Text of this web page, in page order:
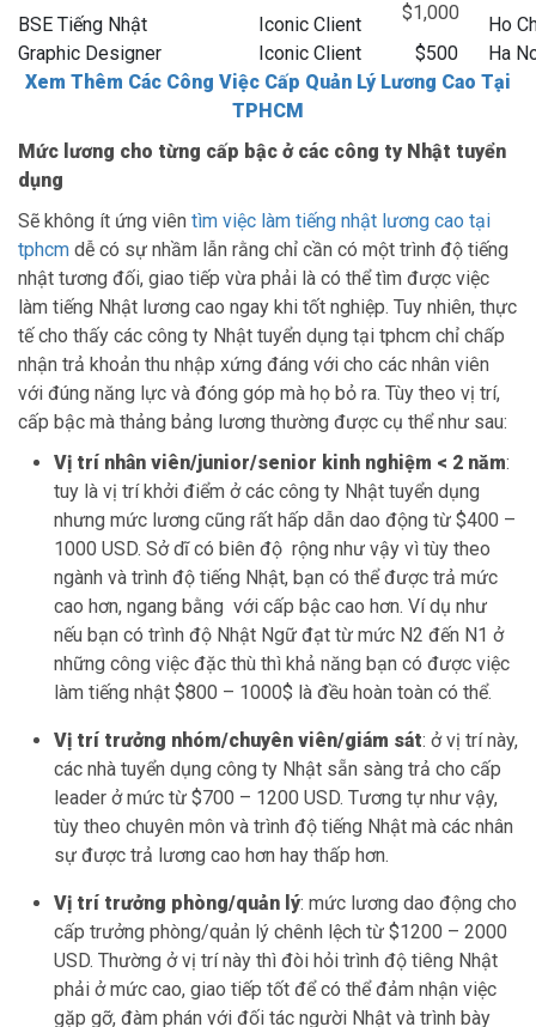
BSE Tiếng Nhật
Iconic Client
$1,000
Ho
Graphic Designer
Iconic Client $500
Ha
Xem Thêm Các Công Việc Cấp Quản Lý Lương Cao Tại
TPHCM
Mức lương cho từng cấp bậc ở các công ty Nhật tuyển
dụng
Sẽ không ít ứng viên tìm việc làm tiếng nhật lương cao tại
tphcm dễ có sự nhầm lẫn rằng chỉ cần có một trình độ tiếng
nhật tương đối, giao tiếp vừa phải là có thể tìm được việc
làm tiếng Nhật lương cao ngay khi tốt nghiệp. Tuy nhiên, thực
tế cho thấy các công ty Nhật tuyển dụng tại tphcm chỉ chấp
nhận trả khoản thu nhập xứng đáng với cho các nhân viên
với đúng năng lực và đóng góp mà họ bỏ ra. Tùy theo vị trí,
cấp bậc mà thảng bảng lương thường được cụ thể như sau:
Vị trí nhân viên/junior/senior kinh nghiệm < 2 năm:
tuy là vị trí khởi điểm ở các công ty Nhật tuyển dụng
nhưng mức lương cũng rất hấp dẫn dao động từ $400 –
1000 USD. Sở dĩ có biên độ rộng như vậy vì tùy theo
ngành và trình độ tiếng Nhật, bạn có thể được trả mức
cao hơn, ngang bằng với cấp bậc cao hơn. Ví dụ như
nếu bạn có trình độ Nhật Ngữ đạt từ mức N2 đến N1 ở
những công việc đặc thù thì khả năng bạn có được việc
làm tiếng nhật $800 – 1000$ là đều hoàn toàn có thể.
Vị trí trưởng nhóm/chuyên viên/giám sát: ở vị trí này,
các nhà tuyển dụng công ty Nhật sẵn sàng trả cho cấp
leader ở mức từ $700 – 1200 USD. Tương tự như vậy,
tùy theo chuyên môn và trình độ tiếng Nhật mà các nhân
sự được trả lương cao hơn hay thấp hơn.
Vị trí trưởng phòng/quản lý: mức lương dao động cho
cấp trưởng phòng/quản lý chênh lệch từ $1200 – 2000
USD. Thường ở vị trí này thì đòi hỏi trình độ tiêng Nhật
phải ở mức cao, giao tiếp tốt để có thể đảm nhận việc
gặp gỡ, đàm phán với đối tác người Nhật và trình bày